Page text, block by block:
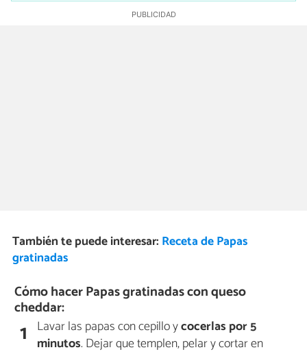
También te puede interesar: Receta de Papas
gratinadas
Cómo hacer Papas gratinadas con queso
cheddar:
1 Lavar las papas con cepillo ycocerlas por 5
minutos. Dejar que templen, pelar y cortar en